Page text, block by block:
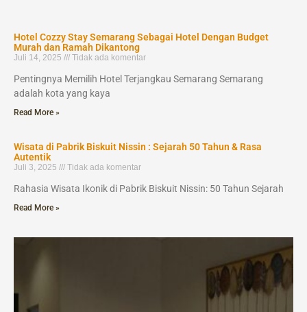
Hotel Cozzy Stay Semarang Sebagai Hotel Dengan Budget
Murah dan Ramah Dikantong
Juli 14, 2025 Tidak ada komentar
Pentingnya Memilih Hotel Terjangkau Semarang Semarang
adalah kota yang kaya
Read More »
Wisata di Pabrik Biskuit Nissin : Sejarah 50 Tahun & Rasa
Autentik
Juli 3, 2025 Tidak ada komentar
Rahasia Wisata Ikonik di Pabrik Biskuit Nissin: 50 Tahun Sejarah
Read More »